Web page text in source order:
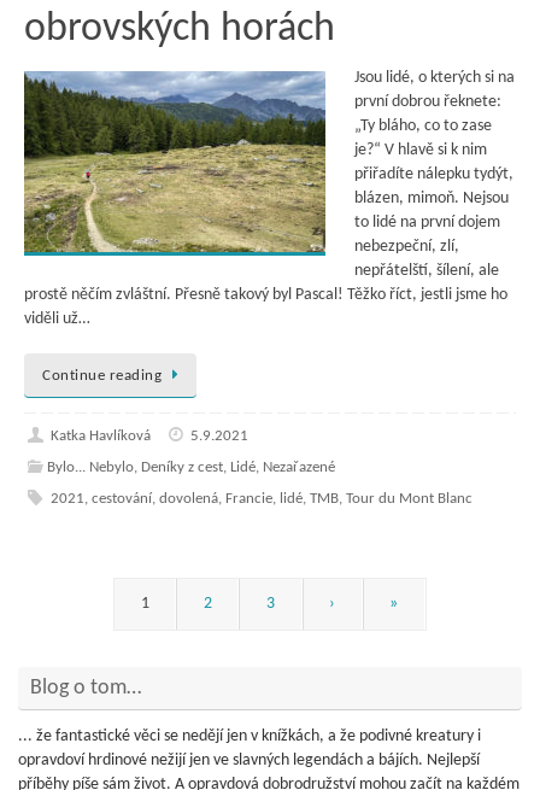
obrovských horách
Jsou lidé, o kterých si na
první dobrou řeknete:
„Ty bláho, co to zase
je?“ V hlavě si k nim
přiřadíte nálepku tydýt,
blázen, mimoň. Nejsou
to lidé na první dojem
nebezpeční, zlí,
nepřátelští, šílení, ale
prostě něčím zvláštní. Přesně takový byl Pascal! Těžko říct, jestli jsme ho
viděli už…
Continue reading
Katka Havlíková
5.9.2021
Bylo... Nebylo, Deníky z cest, Lidé, Nezařazené
2021, cestování, dovolená, Francie, lidé, TMB, Tour du Mont Blanc
1 2 3 › »
Blog o tom…
... že fantastické věci se nedějí jen v knížkách, a že podivné kreatury i
opravdoví hrdinové nežijí jen ve slavných legendách a bájích. Nejlepší
příběhy píše sám život. A opravdová dobrodružství mohou začít na každém